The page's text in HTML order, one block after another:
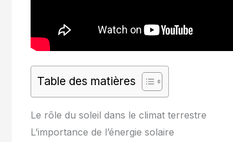
Table des matières
Le rôle du soleil dans le climat terrestre
L’importance de l’énergie solaire